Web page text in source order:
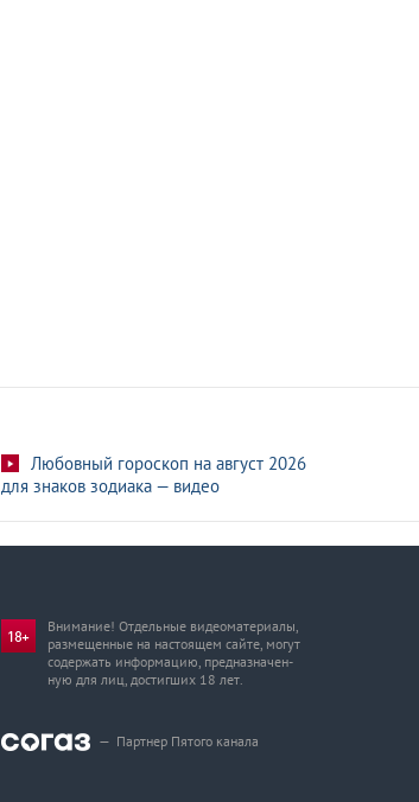
Любовный гороскоп на август 2026
для знаков зодиака — видео
Внимание! Отдельные видеоматериалы,
размещенные на настоящем сайте, могут
содержать информацию, предназначен­
ную для лиц, достигших 18 лет.
— Партнер Пятого канала